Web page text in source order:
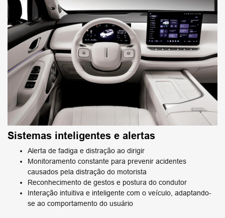
Sistemas inteligentes e alertas
Alerta de fadiga e distração ao dirigir
Monitoramento constante para prevenir acidentes
causados pela distração do motorista
Reconhecimento de gestos e postura do condutor
Interação intuitiva e inteligente com o veículo, adaptando-
se ao comportamento do usuário